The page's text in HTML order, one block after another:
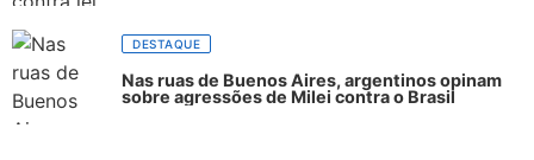
DESTAQUE
Nas ruas de Buenos Aires, argentinos opinam
sobre agressões de Milei contra o Brasil